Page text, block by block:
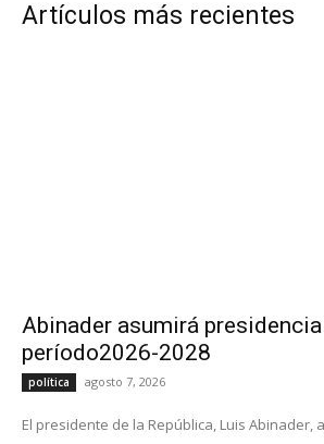
Artículos más recientes
Abinader asumirá
período2026-2028
política agosto 7, 2026
El presidente de la República, Luis Abinader,